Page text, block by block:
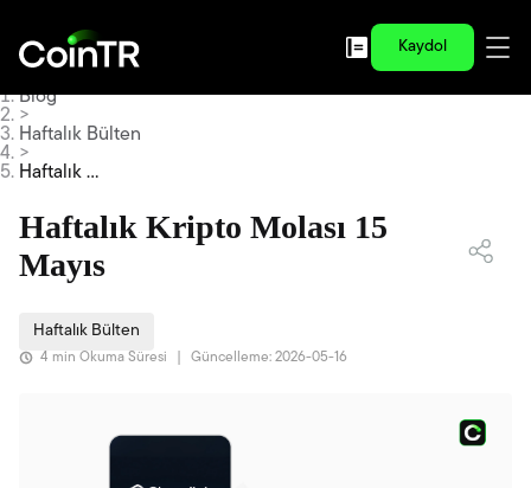
Kaydol
Blog
>
Haftalık Bülten
>
Haftalık Kr
Haftalık Kripto Molası 15
Mayıs
Haftalık Bülten
4 min Okuma Süresi Güncelleme: 2026-05-16